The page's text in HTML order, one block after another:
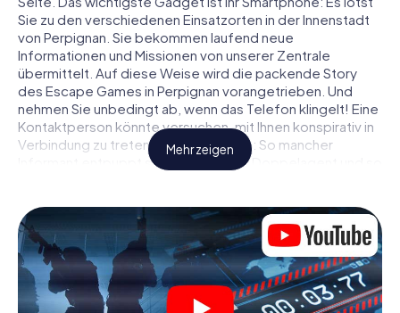
Sie zu den verschiedenen Einsatzorten in der Innenstadt
von Perpignan. Sie bekommen laufend neue
Informationen und Missionen von unserer Zentrale
übermittelt. Auf diese Weise wird die packende Story
des Escape Games in Perpignan vorangetrieben. Und
nehmen Sie unbedingt ab, wenn das Telefon klingelt! Eine
Kontaktperson könnte versuchen, mit Ihnen konspirativ in
Verbindung zu treten … Doch Vorsicht: So mancher
Informant entpuppt sich als dubioser Doppelagent und so
und vor allem: Vertrauen Sie niemandem!
Anders als in einem klassischen Escape Room in Perpignan
sind Sie also nicht in ein Zimmer eingesperrt, aus dem Sie
sich in einem vorgegebenen Zeitfenster befreien
müssen. Diese Smartphone Schnitzeljagd erklärt ganz
Mehr zeigen